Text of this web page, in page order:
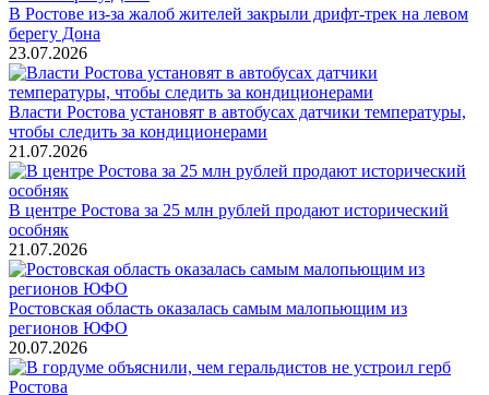
В Ростове из-за жалоб жителей закрыли дрифт-трек на левом
берегу Дона
23.07.2026
Власти Ростова установят в автобусах датчики температуры,
чтобы следить за кондиционерами
21.07.2026
В центре Ростова за 25 млн рублей продают исторический
особняк
21.07.2026
Ростовская область оказалась самым малопьющим из
регионов ЮФО
20.07.2026